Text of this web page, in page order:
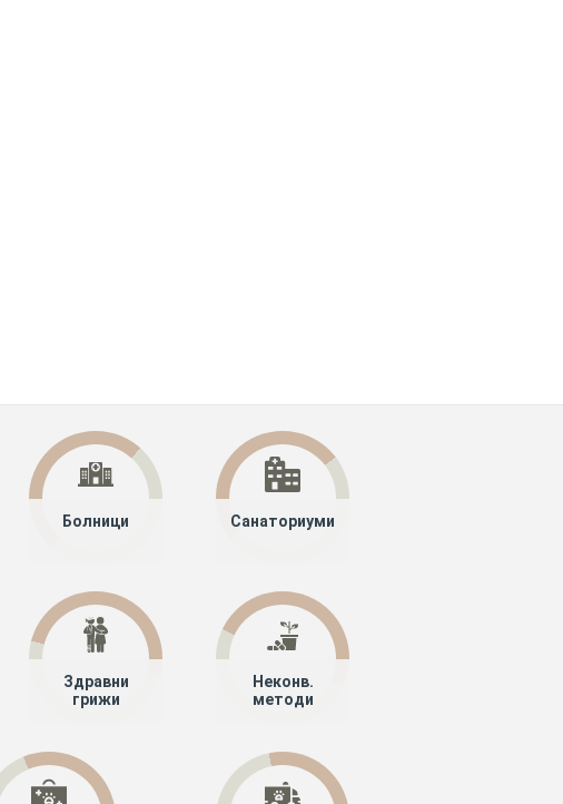
Болници Санаториуми
Здравни
грижи
Неконв.
методи